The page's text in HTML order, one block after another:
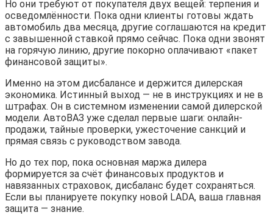
Но они требуют от покупателя двух вещей: терпения и
осведомлённости. Пока одни клиенты готовы ждать
автомобиль два месяца, другие соглашаются на кредит
с завышенной ставкой прямо сейчас. Пока одни звонят
на горячую линию, другие покорно оплачивают «пакет
финансовой защиты».
Именно на этом дисбалансе и держится дилерская
экономика. Истинный выход — не в инструкциях и не в
штрафах. Он в системном изменении самой дилерской
модели. АвтоВАЗ уже сделал первые шаги: онлайн-
продажи, тайные проверки, ужесточение санкций и
прямая связь с руководством завода.
Но до тех пор, пока основная маржа дилера
формируется за счёт финансовых продуктов и
навязанных страховок, дисбаланс будет сохраняться.
Если вы планируете покупку новой LADA, ваша главная
защита — знание.